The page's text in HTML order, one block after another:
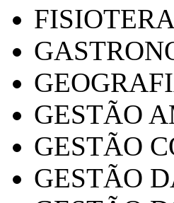
GESTÃO
GESTÃO
GESTÃO